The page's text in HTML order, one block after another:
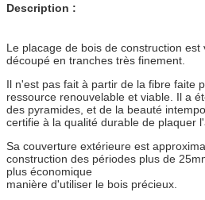
Description :
Le placage de bois de construction est
découpé en tranches très finement.
Il n'est pas fait à partir de la fibre faite
ressource renouvelable et viable. Il a
des pyramides, et de la beauté
certifie à la qualité durable de plaquer
Sa couverture extérieure est
construction des périodes plus de
plus économique
manière d'utiliser le bois précieux.